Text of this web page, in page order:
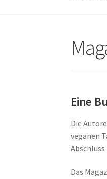
Eine
Die
veganen
Das